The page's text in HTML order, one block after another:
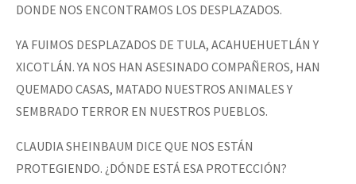
COVID-19
Eventos
DONDE NOS ENCONTRAMOS LOS DESPLAZADOS.
YA FUIMOS DESPLAZADOS DE TULA, ACAHUEHUETLÁN Y
XICOTLÁN. YA NOS HAN ASESINADO COMPAÑEROS, HAN
QUEMADO CASAS, MATADO NUESTROS ANIMALES Y
SEMBRADO TERROR EN NUESTROS PUEBLOS.
CLAUDIA SHEINBAUM DICE QUE NOS ESTÁN
PROTEGIENDO. ¿DÓNDE ESTÁ ESA PROTECCIÓN?